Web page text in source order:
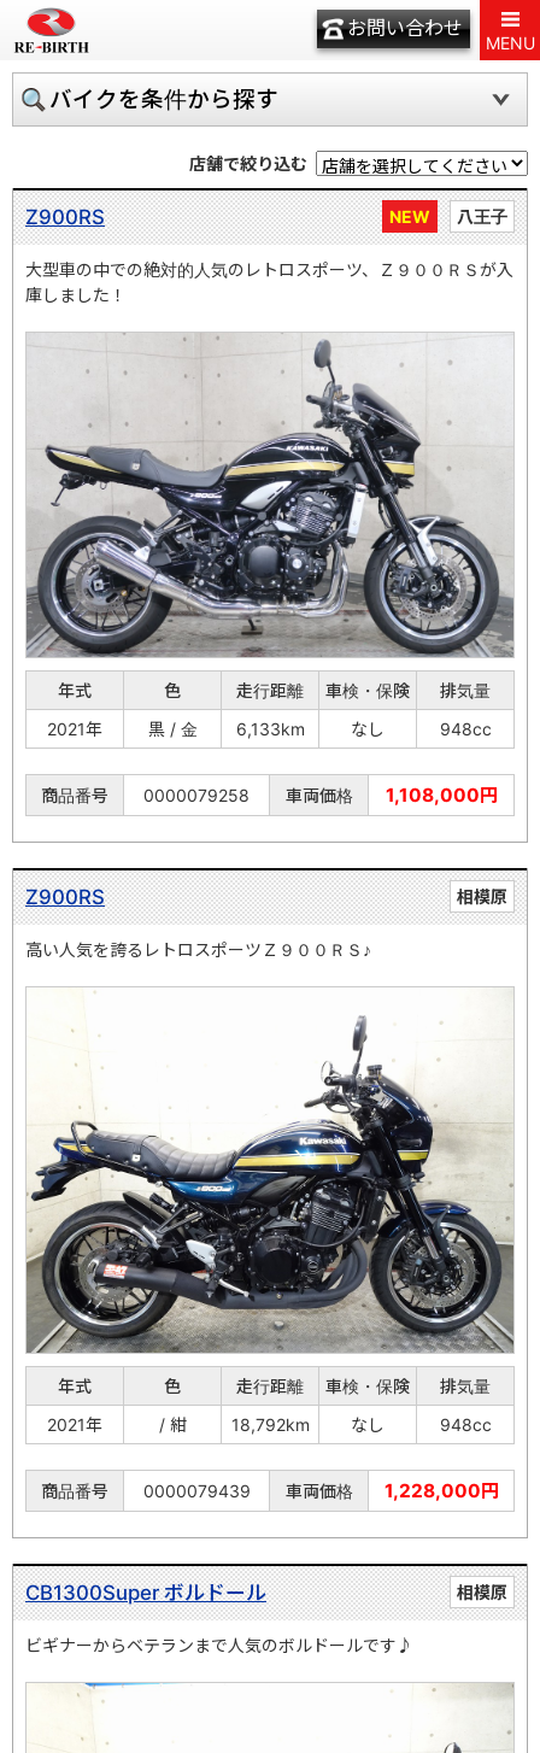
お問い合わせ
MENU
バイクを条件から探す
店舗で絞り込む
NEW 八王子
Z900RS
大型車の中での絶対的人気のレトロスポーツ、Ｚ９００ＲＳが入
庫しました！
年式 色 走行距離 車検・保険
排気量
2021年
黒 / 金 6,133km なし 948cc
商品番号 0000079258 車両価格 1,108,000円
相模原
Z900RS
高い人気を誇るレトロスポーツＺ９００ＲＳ♪
年式 色 走行距離 車検・保険
排気量
2021年
/ 紺 18,792km なし 948cc
商品番号 0000079439 車両価格 1,228,000円
相模原
CB1300Super ボルドール
ビギナーからベテランまで人気のボルドールです♪